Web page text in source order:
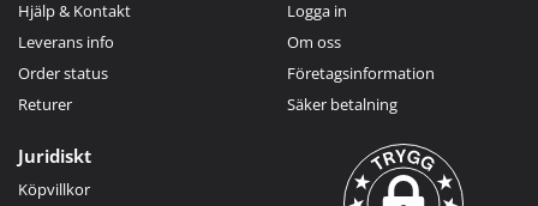
Hjälp & Kontakt
Leverans info
Order status
Returer
Logga in
Om oss
Företagsinformation
Säker betalning
Juridiskt
Köpvillkor